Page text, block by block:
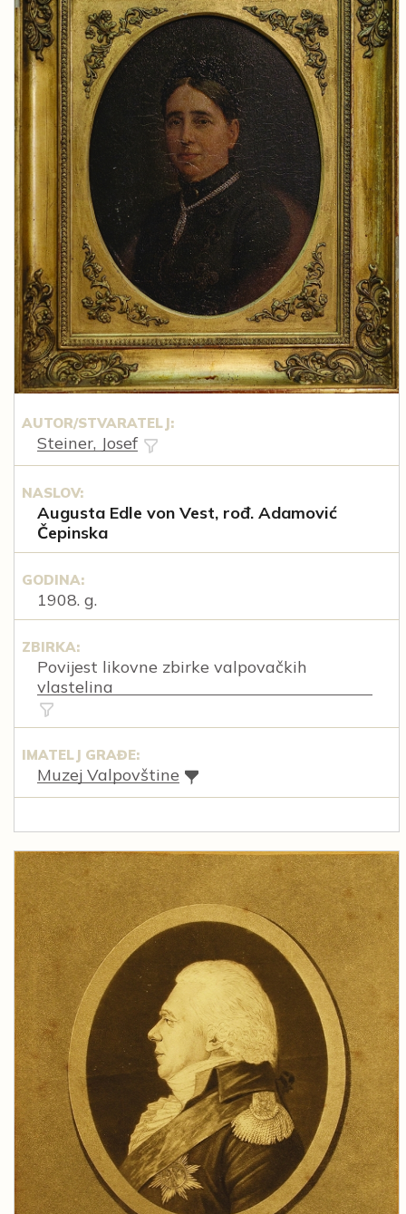
AUTOR/STVARATELJ:
Steiner, Josef
NASLOV:
Augusta Edle von Vest, rođ. Adamović
Čepinska
GODINA:
1908. g.
ZBIRKA:
Povijest likovne zbirke valpovačkih
vlastelina
IMATELJ GRAĐE:
Muzej Valpovštine